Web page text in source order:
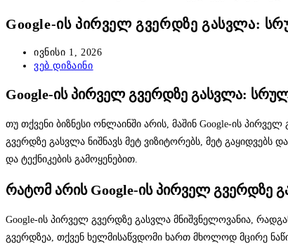
Google-ის პირველ გვერდზე გასვლა:
Post
published:
ივნისი 1, 2026
Post
ვებ დიზაინი
Google-ის პირველ გვერდზე გასვლა:
თუ თქვენი ბიზნესი ონლაინში არის, მაშინ Google-ის
გვერდზე გასვლა ნიშნავს მეტ ვიზიტორებს, მეტ
და ტექნიკების გამოყენებით.
რატომ არის Google-ის პირველ გვერდზე
Google-ის პირველ გვერდზე გასვლა მნიშვნელოვანია,
გვერდზეა, თქვენ ხელმისაწვდომი ხართ მხოლოდ მცირე